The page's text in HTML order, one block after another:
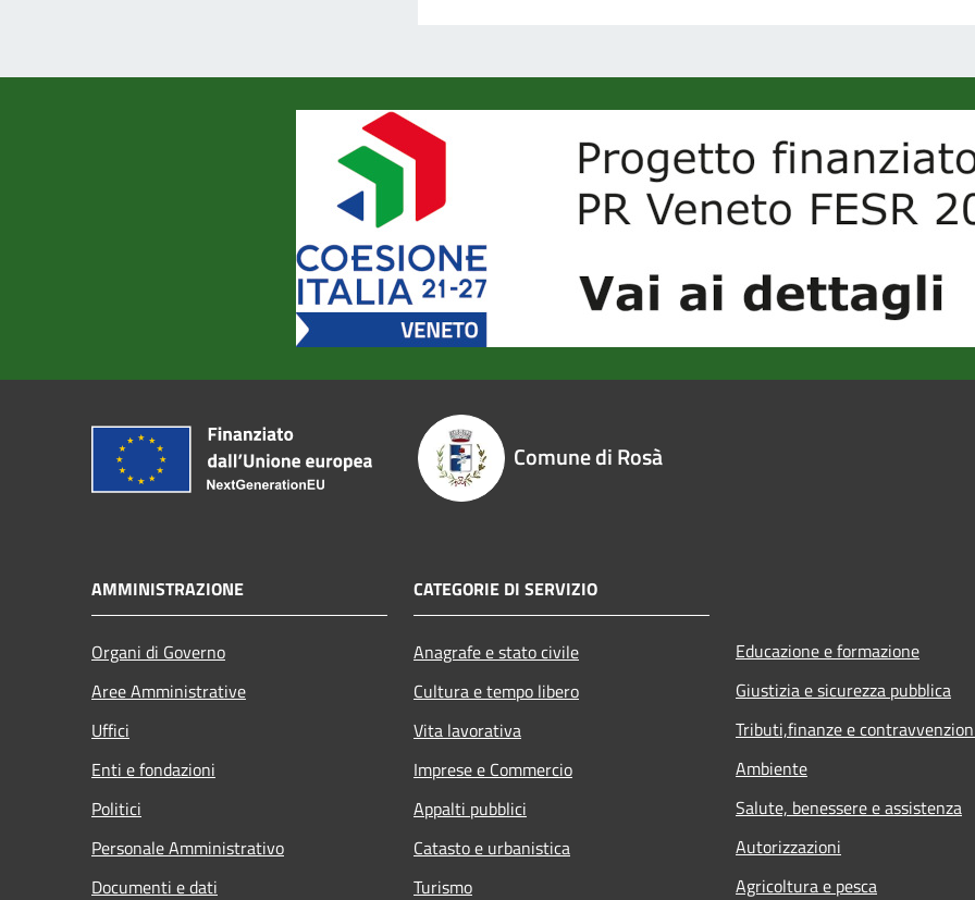
Comune di Rosà
AMMINISTRAZIONE
Organi di Governo
Aree Amministrative
Uffici
Enti e fondazioni
Politici
Personale Amministrativo
Documenti e dati
CATEGORIE DI SERVIZIO
Anagrafe e stato civile
Cultura e tempo libero
Vita lavorativa
Imprese e Commercio
Appalti pubblici
Catasto e urbanistica
Turismo
Educazione e formazione
Giustizia e sicurezza pubblica
Tributi,finanze e
Ambiente
Salute, benessere e assistenza
Autorizzazioni
Agricoltura e pesca